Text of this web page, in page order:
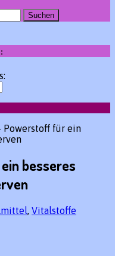
Powerstoff für ein
besseres
, Vitalstoffe